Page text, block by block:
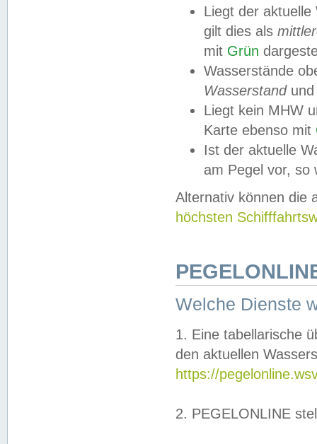
Liegt der
gilt dies als
mit Grün
Wasserstände
Wasserstandund
Liegt kein MHW
Karte ebenso mit
Ist der aktuelle
am Pegel vor,
Alternativ können die
höchsten
Welche Dienste
1. Eine tabellarische
den aktuellen
https://
2. PEGELONLINE